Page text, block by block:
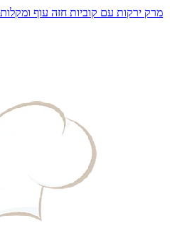
מרק ירקות עם קוביות חזה עוף